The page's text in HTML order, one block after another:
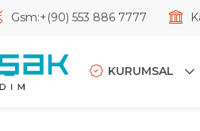
Gsm:+(90) 553 886 7777
KURUMSAL